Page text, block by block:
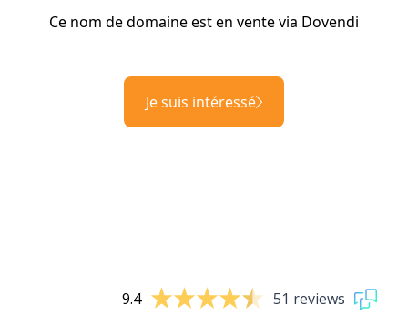
Ce nom de domaine est en vente via Dovendi
Je suis intéressé
9.4 51 reviews